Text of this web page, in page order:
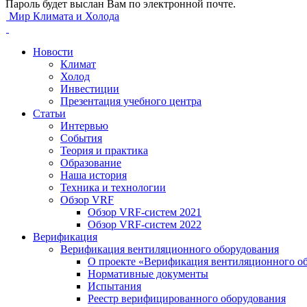
Пароль будет выслан Вам по электронной почте.
Мир Климата и Холода
Новости
Климат
Холод
Инвестиции
Презентация учебного центра
Статьи
Интервью
События
Теория и практика
Образование
Наша история
Техника и технологии
Обзор VRF
Обзор VRF-систем 2021
Обзор VRF-систем 2022
Верификация
Верификация вентиляционного оборудования
О проекте «Верификация вентиляционного
Нормативные документы
Испытания
Реестр верифицированного оборудования